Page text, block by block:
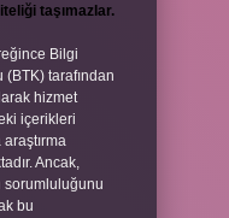
taşımazlar.
Bilgi
tarafından
hizmet
içerikleri
Ancak,
sorumluluğunu
bu